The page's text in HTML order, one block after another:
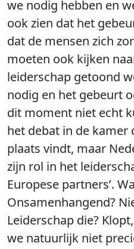
we nodig hebben en
ook zien dat het
dat de mensen zich
moeten ook kijken
leiderschap getoond
nodig en het gebeurt
dit moment niet echt
het debat in de kamer
plaats vindt, maar
zijn rol in het
Europese partners’.
Onsamenhangend?
Leiderschap die?
we natuurlijk niet